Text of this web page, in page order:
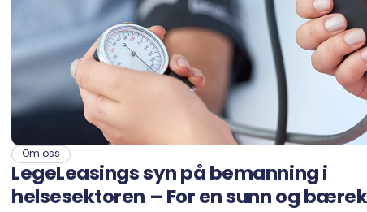
Om oss
LegeLeasings syn på bemanning i
helsesektoren – For en sunn og